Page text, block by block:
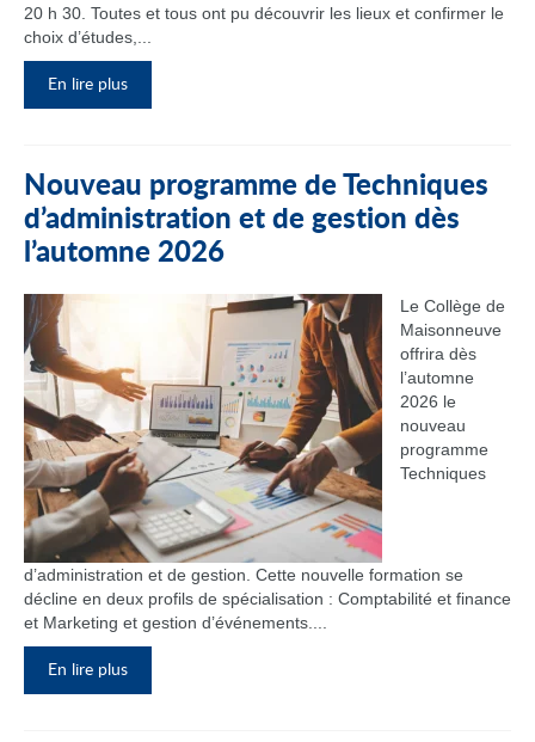
20 h 30. Toutes et tous ont pu découvrir les lieux et confirmer le
choix d’études,...
En lire plus
Nouveau programme de Techniques
d’administration et de gestion dès
l’automne 2026
Le Collège de
Maisonneuve
offrira dès
l’automne
2026 le
nouveau
programme
Techniques
d’administration et de gestion. Cette nouvelle formation se
décline en deux profils de spécialisation : Comptabilité et finance
et Marketing et gestion d’événements....
En lire plus